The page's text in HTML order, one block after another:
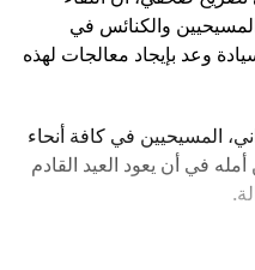
والكنائس في
وعد بإيجاد معالجات لهذه
المسيحيين في كافة أنحاء
أمله في أن يعود العيد القادم